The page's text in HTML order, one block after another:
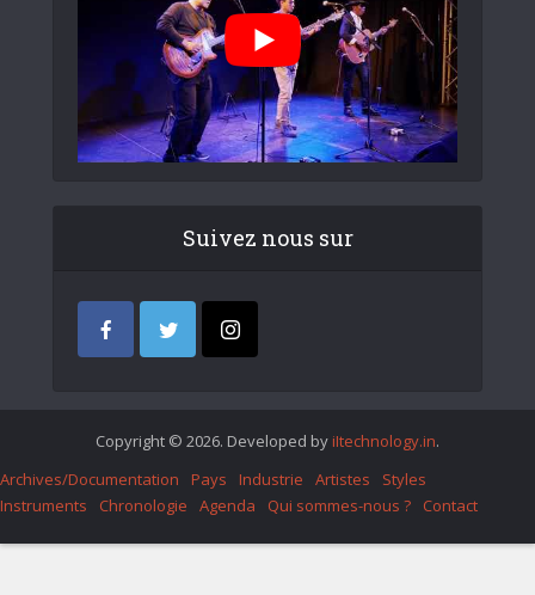
Suivez nous sur
Copyright © 2026. Developed by iItechnology.in.
Archives/Documentation
Pays Industrie Artistes
Styles
Instruments
Chronologie Agenda Qui sommes-nous ? Contact